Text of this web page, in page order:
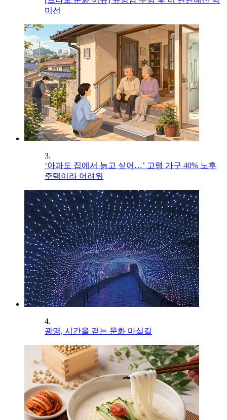
미선
3.
‘아파도 집에서 늙고 싶어…’ 고령 가구 40% 노후
주택이라 어려워
4.
광명, 시간을 걷는 문화 마실길